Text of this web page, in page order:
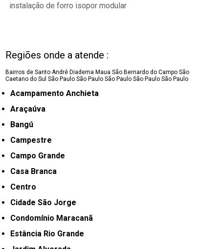
instalação de forro isopor modular
Regiões onde a atende :
Bairros de Santo André Diadema Maua São Bernardo do Campo São
Caetano do SulSão Paulo São Paulo São Paulo São Paulo São Paulo
Acampamento Anchieta
Araçaúva
Bangú
Campestre
Campo Grande
Casa Branca
Centro
Cidade São Jorge
Condomínio Maracanã
Estância Rio Grande